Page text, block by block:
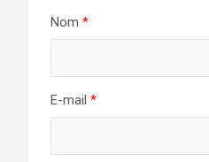
Nom *
E-mail *